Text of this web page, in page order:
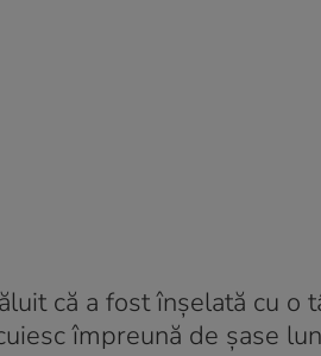
că a fost înșelată cu o
împreună de șase